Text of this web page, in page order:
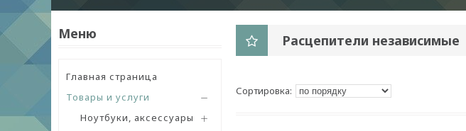
Главная страница
Товары и услуги
Ноутбуки, аксессуары
Расцепители независимые